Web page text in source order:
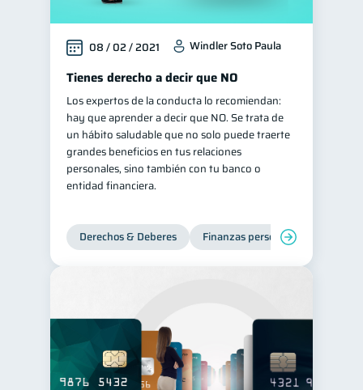
08 / 02 / 2021 Windler Soto Paula
Tienes derecho a decir que NO
Los expertos de la conducta lo recomiendan:
hay que aprender a decir que NO. Se trata de
un hábito saludable que no solo puede traerte
grandes beneficios en tus relaciones
personales, sino también con tu banco o
entidad financiera.
Derechos & Deberes Finanzas personales